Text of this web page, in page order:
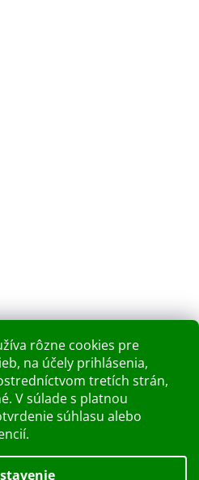
rôzne cookies pre
na účely prihlásenia,
tretích strán,
V súlade s platnou
súhlasu alebo
KS / 0 €